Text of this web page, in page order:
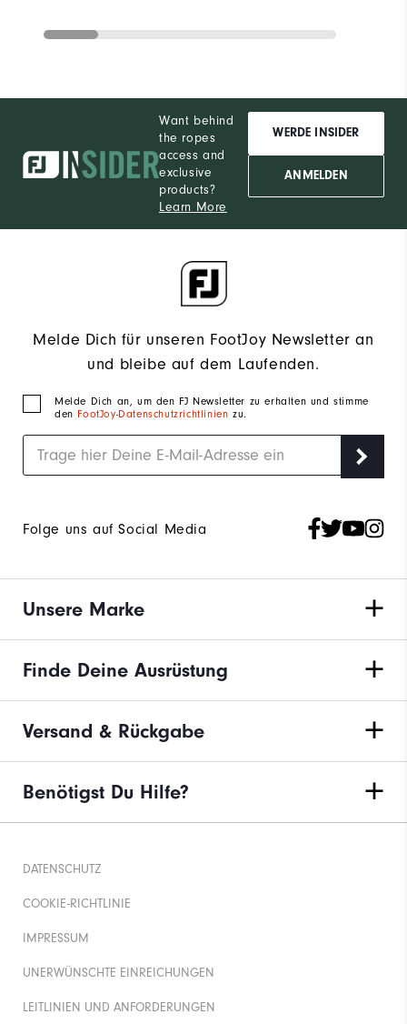
Want behind
the ropes
access and
exclusive
products?
Learn More
WERDE INSIDER
ANMELDEN
Melde Dich für unseren FootJoy Newsletter an
und bleibe auf dem Laufenden.
Melde Dich an, um den FJ Newsletter zu erhalten und stimme
den FootJoy-Datenschutzrichtlinienzu.
Folge uns auf Social Media
Unsere Marke
Finde Deine Ausrüstung
Versand & Rückgabe
Benötigst Du Hilfe?
DATENSCHUTZ
COOKIE-RICHTLINIE
IMPRESSUM
UNERWÜNSCHTE EINREICHUNGEN
LEITLINIEN UND ANFORDERUNGEN